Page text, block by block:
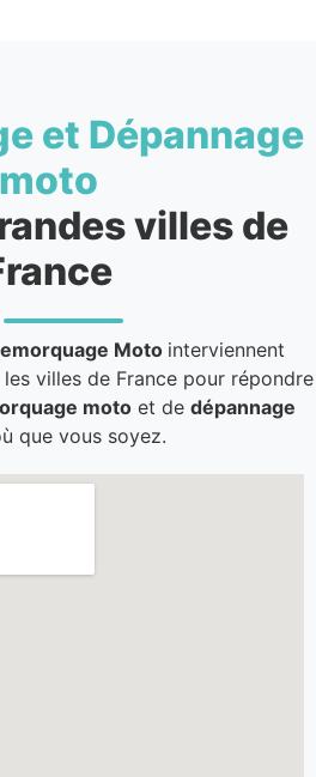
et Dépannage
moto
villes de
Moto interviennent
villes de France pour répondre
motoet de dépannage
que vous soyez.